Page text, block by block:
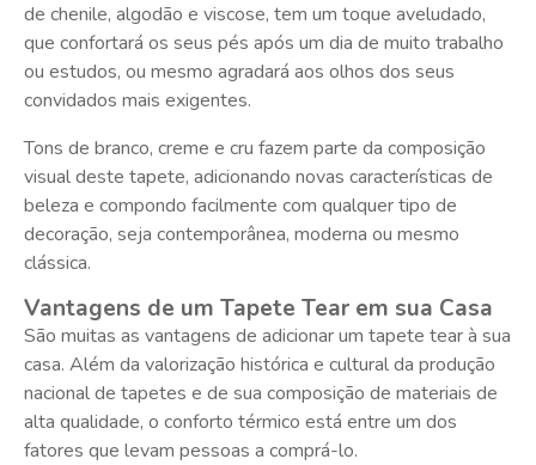
de chenile, algodão e viscose, tem um toque aveludado,
que confortará os seus pés após um dia de muito trabalho
ou estudos, ou mesmo agradará aos olhos dos seus
convidados mais exigentes.
Tons de branco, creme e cru fazem parte da composição
visual deste tapete, adicionando novas características de
beleza e compondo facilmente com qualquer tipo de
decoração, seja contemporânea, moderna ou mesmo
clássica.
Vantagens de um Tapete Tear em sua Casa
São muitas as vantagens de adicionar um tapete tear à sua
casa. Além da valorização histórica e cultural da produção
nacional de tapetes e de sua composição de materiais de
alta qualidade, o conforto térmico está entre um dos
fatores que levam pessoas a comprá-lo.